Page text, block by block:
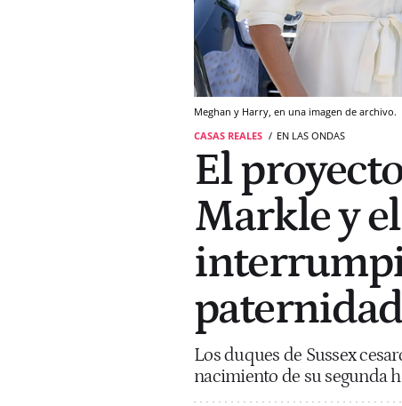
Meghan y Harry, en una imagen de archivo.
CASAS REALES
EN LAS ONDAS
El
Markle y
Los duques de Sussex
nacimiento de su segunda